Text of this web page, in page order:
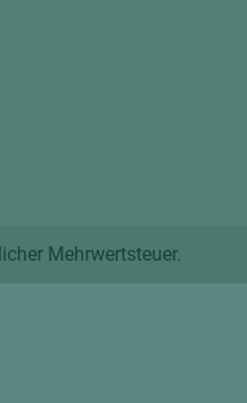
Mehrwertsteuer.